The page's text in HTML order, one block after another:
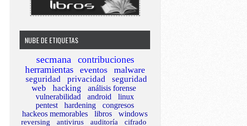
NUBE DE ETIQUETAS
secmana
contribuciones
herramientas
eventos malware
seguridad privacidad
seguridad
web
hacking
análisis forense
vulnerabilidad
android
linux
pentest
hardening
congresos
hackeos memorables
libros windows
reversing antivirus auditoría
cifrado